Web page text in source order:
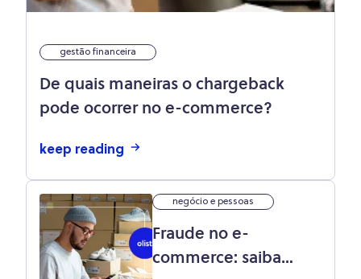
gestão financeira
De quais maneiras o chargeback
pode ocorrer no e-commerce?
keep reading
negócio e pessoas
Fraude no e-
commerce: saiba